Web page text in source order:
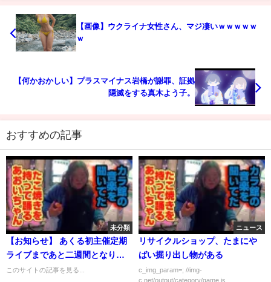
【画像】ウクライナ女性さん、マジ凄いｗｗｗｗｗ
ｗ
【何かおかしい】プラスマイナス岩橋が謝罪、証拠
隠滅をする真木よう子。
おすすめの記事
未分類
【お知らせ】 あくる初主催定期
ライブまであと二週間となりま
し...
このサイトの記事を見る...
ニュース
リサイクルショップ、たまにや
ばい掘り出し物がある
c_img_param=; //img-
c.net/output/category/game.js